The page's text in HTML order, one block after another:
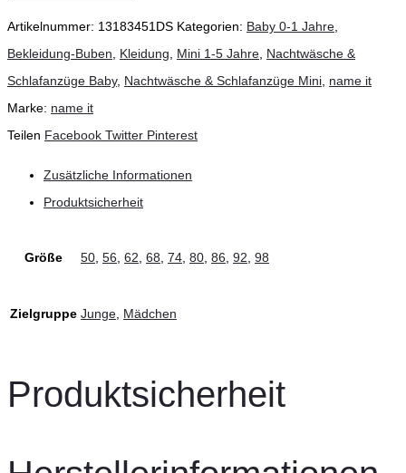
Artikelnummer: 13183451DS Kategorien: Baby 0-1 Jahre,
Bekleidung-Buben, Kleidung, Mini 1-5 Jahre, Nachtwäsche &
Schlafanzüge Baby, Nachtwäsche & Schlafanzüge Mini, name it
Marke: name it
Teilen Facebook Twitter Pinterest
Zusätzliche Informationen
Produktsicherheit
Größe 50, 56, 62, 68, 74, 80, 86, 92, 98
Zielgruppe Junge, Mädchen
Produktsicherheit